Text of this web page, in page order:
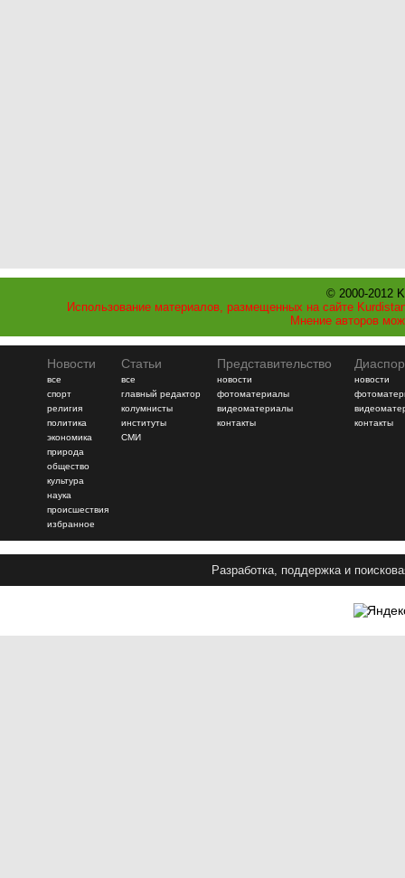
© 2000-2012
Использование материалов, размещенных на сайте
Мнение авторов
Новости
все
спорт
религия
политика
экономика
природа
общество
культура
наука
происшествия
избранное
Статьи
все
главный редактор
колумнисты
институты
СМИ
Представительство
новости
фотоматериалы
видеоматериалы
контакты
новости
контакты
Разработка, поддержка и